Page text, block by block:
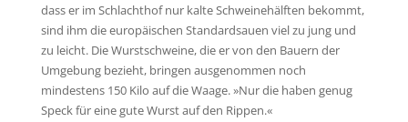
dass er im Schlachthof nur kalte Schweinehälften bekommt,
sind ihm die europäischen Standardsauen viel zu jung und
zu leicht. Die Wurstschweine, die er von den Bauern der
Umgebung bezieht, bringen ausgenommen noch
mindestens 150 Kilo auf die Waage. »Nur die haben genug
Speck für eine gute Wurst auf den Rippen.«